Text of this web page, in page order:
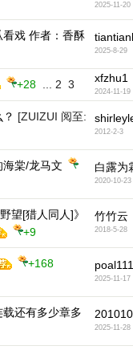
2025-11-20
戏 作者：香酥
2025-8-29
+28 2 3 xfzhu1
2024-11-19
[ZUIZUI 阅至:
2012-2-3
棠/龙马文
白露为
2020-10-23
望[猎人同人]》
+9
竹竹云
2018-5-28
+168
2025-11-17
还有多少章多
201010
2025-11-28